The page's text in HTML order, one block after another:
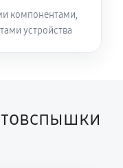
компонентами,
устройства